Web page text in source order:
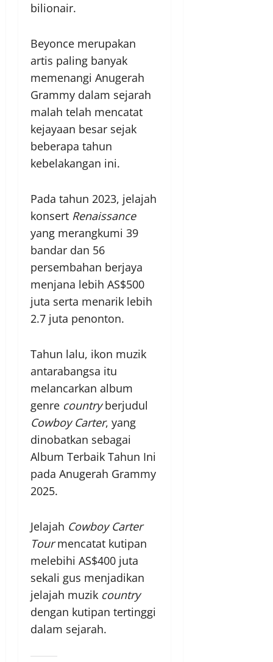
bilionair.
Beyonce merupakan
artis paling banyak
memenangi Anugerah
Grammy dalam sejarah
malah telah mencatat
kejayaan besar sejak
beberapa tahun
kebelakangan ini.
Pada tahun 2023, jelajah
konsert Renaissance
yang merangkumi 39
bandar dan 56
persembahan berjaya
menjana lebih AS$500
juta serta menarik lebih
2.7 juta penonton.
Tahun lalu, ikon muzik
antarabangsa itu
melancarkan album
genre countryberjudul
Cowboy Carter, yang
dinobatkan sebagai
Album Terbaik Tahun Ini
pada Anugerah Grammy
2025.
Jelajah Cowboy Carter
Tourmencatat kutipan
melebihi AS$400 juta
sekali gus menjadikan
jelajah muzik country
dengan kutipan tertinggi
dalam sejarah.